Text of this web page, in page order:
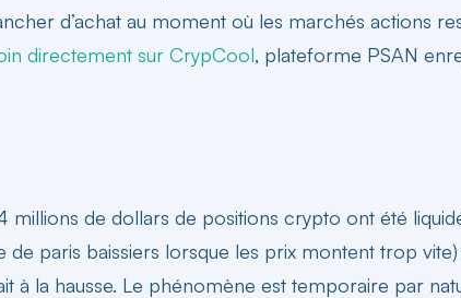
d’achat au moment où les marchés actions
directement sur CrypCool, plateforme PSAN
millions de dollars de positions crypto ont été
paris baissiers lorsque les prix montent trop vite)
la hausse. Le phénomène est temporaire par